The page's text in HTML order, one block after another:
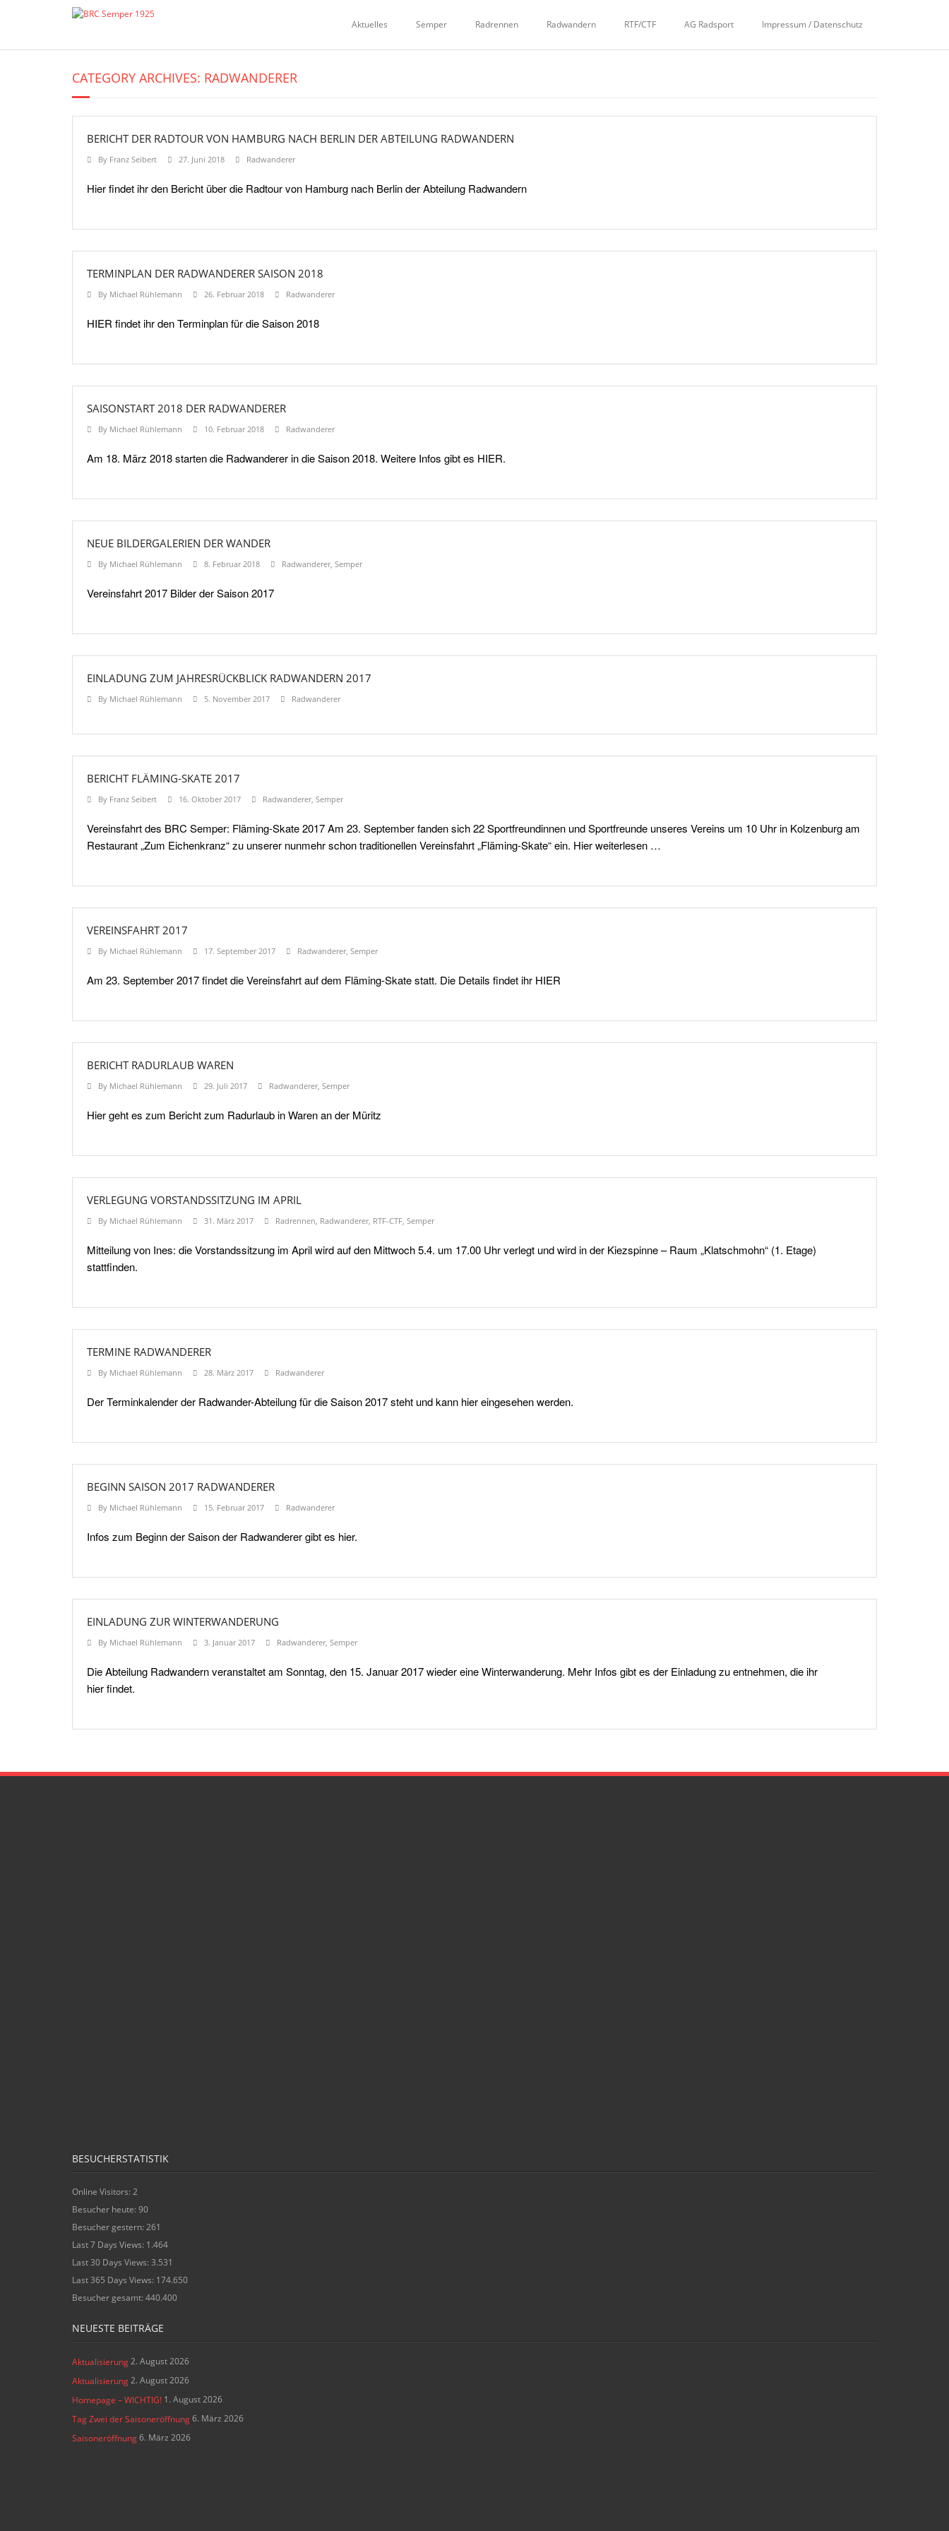
Aktuelles Semper Radrennen Radwandern RTF/CTF AG Radsport Impressum / Datenschutz
CATEGORY ARCHIVES: RADWANDERER
BERICHT DER RADTOUR VON HAMBURG NACH BERLIN DER ABTEILUNG RADWANDERN
By Franz Seibert 27. Juni 2018 Radwanderer
Hier findet ihr den Bericht über die Radtour von Hamburg nach Berlin der Abteilung Radwandern
TERMINPLAN DER RADWANDERER SAISON 2018
By Michael Rühlemann 26. Februar 2018 Radwanderer
HIER findet ihr den Terminplan für die Saison 2018
SAISONSTART 2018 DER RADWANDERER
By Michael Rühlemann 10. Februar 2018 Radwanderer
Am 18. März 2018 starten die Radwanderer in die Saison 2018. Weitere Infos gibt es HIER.
NEUE BILDERGALERIEN DER WANDER
By Michael Rühlemann 8. Februar 2018 Radwanderer, Semper
Vereinsfahrt 2017 Bilder der Saison 2017
EINLADUNG ZUM JAHRESRÜCKBLICK RADWANDERN 2017
By Michael Rühlemann 5. November 2017 Radwanderer
BERICHT FLÄMING-SKATE 2017
By Franz Seibert 16. Oktober 2017 Radwanderer, Semper
Vereinsfahrt des BRC Semper: Fläming-Skate 2017 Am 23. September fanden sich 22 Sportfreundinnen und Sportfreunde unseres Vereins um 10 Uhr in Kolzenburg am
Restaurant „Zum Eichenkranz“ zu unserer nunmehr schon traditionellen Vereinsfahrt „Fläming-Skate“ ein. Hier weiterlesen …
VEREINSFAHRT 2017
By Michael Rühlemann 17. September 2017 Radwanderer, Semper
Am 23. September 2017 findet die Vereinsfahrt auf dem Fläming-Skate statt. Die Details findet ihr HIER
BERICHT RADURLAUB WAREN
By Michael Rühlemann 29. Juli 2017 Radwanderer, Semper
Hier geht es zum Bericht zum Radurlaub in Waren an der Müritz
VERLEGUNG VORSTANDSSITZUNG IM APRIL
By Michael Rühlemann 31. März 2017 Radrennen, Radwanderer, RTF-CTF, Semper
Mitteilung von Ines: die Vorstandssitzung im April wird auf den Mittwoch 5.4. um 17.00 Uhr verlegt und wird in der Kiezspinne – Raum „Klatschmohn“ (1. Etage)
stattfinden.
TERMINE RADWANDERER
By Michael Rühlemann 28. März 2017 Radwanderer
Der Terminkalender der Radwander-Abteilung für die Saison 2017 steht und kann hier eingesehen werden.
BEGINN SAISON 2017 RADWANDERER
By Michael Rühlemann 15. Februar 2017 Radwanderer
Infos zum Beginn der Saison der Radwanderer gibt es hier.
EINLADUNG ZUR WINTERWANDERUNG
By Michael Rühlemann 3. Januar 2017 Radwanderer, Semper
Die Abteilung Radwandern veranstaltet am Sonntag, den 15. Januar 2017 wieder eine Winterwanderung. Mehr Infos gibt es der Einladung zu entnehmen, die ihr
hier findet.
BESUCHERSTATISTIK
Online Visitors: 2
Besucher heute: 90
Besucher gestern: 261
Last 7 Days Views: 1.464
Last 30 Days Views: 3.531
Last 365 Days Views: 174.650
Besucher gesamt: 440.400
NEUESTE BEITRÄGE
Aktualisierung2. August 2026
Aktualisierung2. August 2026
Homepage – WICHTIG! 1. August 2026
Tag Zwei der Saisoneröffnung6. März 2026
Saisoneröffnung6. März 2026